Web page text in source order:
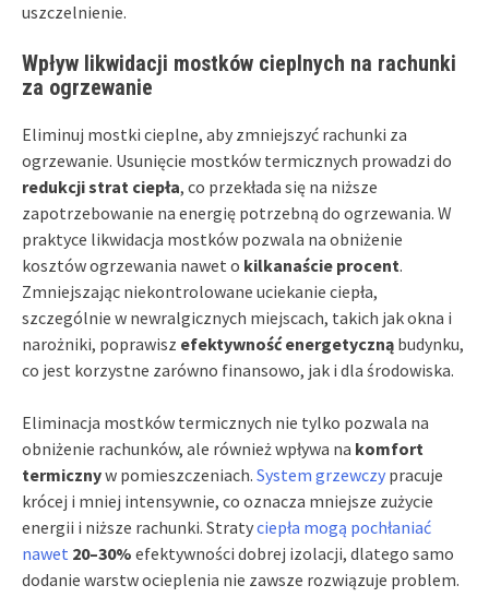
uszczelnienie.
Wpływ likwidacji mostków cieplnych na rachunki
za ogrzewanie
Eliminuj mostki cieplne, aby zmniejszyć rachunki za
ogrzewanie. Usunięcie mostków termicznych prowadzi do
redukcji strat ciepła, co przekłada się na niższe
zapotrzebowanie na energię potrzebną do ogrzewania. W
praktyce likwidacja mostków pozwala na obniżenie
kosztów ogrzewania nawet o kilkanaście procent.
Zmniejszając niekontrolowane uciekanie ciepła,
szczególnie w newralgicznych miejscach, takich jak okna i
narożniki, poprawisz efektywność energetyczną budynku,
co jest korzystne zarówno finansowo, jak i dla środowiska.
Eliminacja mostków termicznych nie tylko pozwala na
obniżenie rachunków, ale również wpływa na komfort
termicznyw pomieszczeniach. System grzewczy pracuje
krócej i mniej intensywnie, co oznacza mniejsze zużycie
energii i niższe rachunki. Stratyciepła mogą pochłaniać
nawet 20–30% efektywności dobrej izolacji, dlatego samo
dodanie warstw ocieplenia nie zawsze rozwiązuje problem.